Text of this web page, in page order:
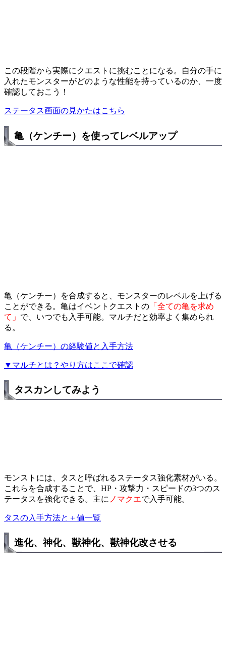
この段階から実際にクエストに挑むことになる。自分の手に
入れたモンスターがどのような性能を持っているのか、一度
確認しておこう！
ステータス画面の見かたはこちら
亀（ケンチー）を使ってレベルアップ
亀（ケンチー）を合成すると、モンスターのレベルを上げる
ことができる。亀はイベントクエストの 「全ての亀を求め
て」 で、いつでも入手可能。マルチだと効率よく集められ
る。
亀（ケンチー）の経験値と入手方法
▼マルチとは？やり方はここで確認
タスカンしてみよう
モンストには、タスと呼ばれるステータス強化素材がいる。
これらを合成することで、HP・攻撃力・スピードの3つのス
テータスを強化できる。主に ノマクエで入手可能。
タスの入手方法と＋値一覧
進化、神化、獣神化、獣神化改させる